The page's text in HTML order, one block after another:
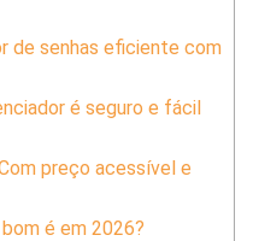
de senhas eficiente com
é seguro e fácil
preço acessível e
é em 2026?